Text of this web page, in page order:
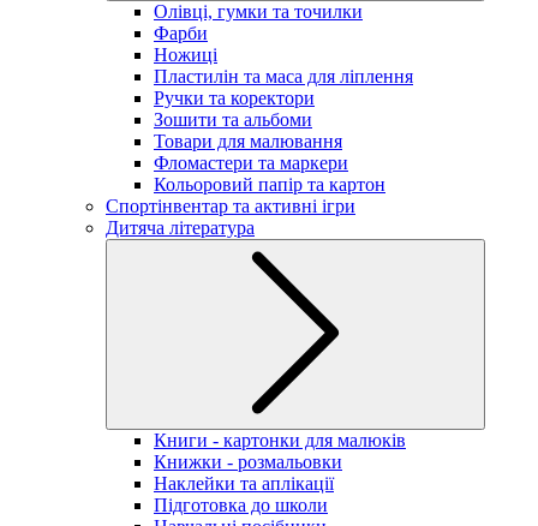
Олівці, гумки та точилки
Фарби
Ножиці
Пластилін та маса для ліплення
Ручки та коректори
Зошити та альбоми
Товари для малювання
Фломастери та маркери
Кольоровий папір та картон
Спортінвентар та активні ігри
Дитяча література
Книги - картонки для малюків
Книжки - розмальовки
Наклейки та аплікації
Підготовка до школи